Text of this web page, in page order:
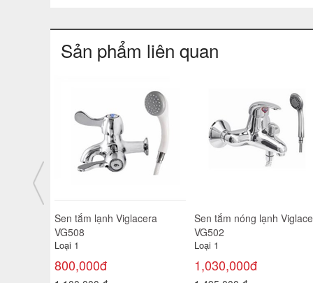
Sản phẩm liên quan
Sen tắm nóng lạnh Viglacera
VG568
Loại 1
2,450,000đ
Sen tắm nóng lạnh
VG515
Loại 1
2,400,000đ